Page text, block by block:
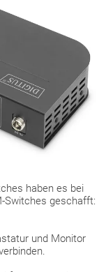
haben es bei
Switches geschafft:
und Monitor